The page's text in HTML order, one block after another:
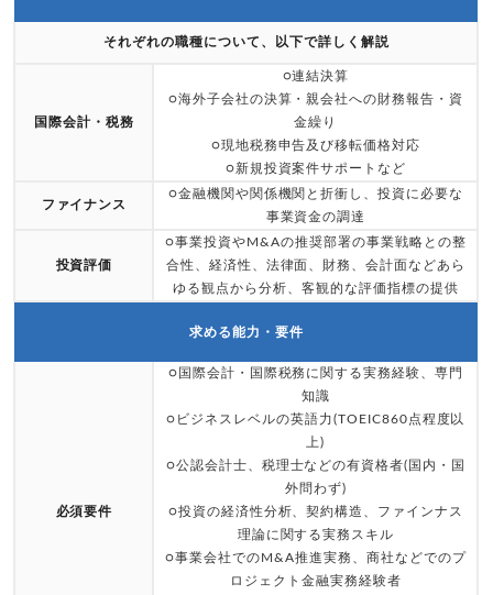
それぞれの職種について、以下で詳しく解説
国際会計・税務
○連結決算
○海外子会社の決算・親会社への財務報告・資
金繰り
○現地税務申告及び移転価格対応
○新規投資案件サポートなど
ファイナンス
○金融機関や関係機関と折衝し、投資に必要な
事業資金の調達
投資評価
○事業投資やM&Aの推奨部署の事業戦略との整
合性、経済性、法律面、財務、会計面などあら
ゆる観点から分析、客観的な評価指標の提供
求める能力・要件
必須要件
○国際会計・国際税務に関する実務経験、専門
知識
○ビジネスレベルの英語力(TOEIC860点程度以
上)
○公認会計士、税理士などの有資格者(国内・国
外問わず)
○投資の経済性分析、契約構造、ファインナス
理論に関する実務スキル
○事業会社でのM&A推進実務、商社などでのプ
ロジェクト金融実務経験者